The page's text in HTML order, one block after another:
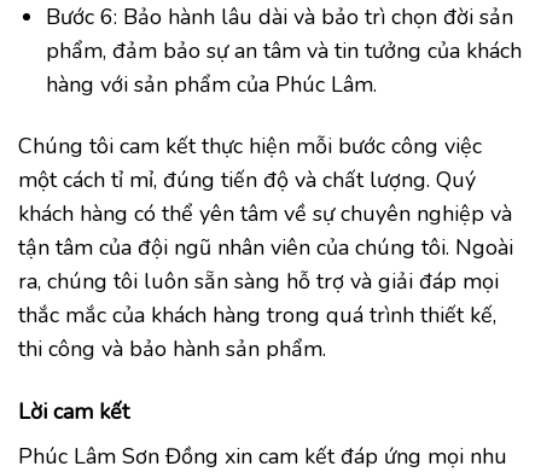
Bước 6: Bảo hành lâu dài và bảo trì chọn đời sản
phẩm, đảm bảo sự an tâm và tin tưởng của khách
hàng với sản phẩm của Phúc Lâm.
Chúng tôi cam kết thực hiện mỗi bước công việc
một cách tỉ mỉ, đúng tiến độ và chất lượng. Quý
khách hàng có thể yên tâm về sự chuyên nghiệp và
tận tâm của đội ngũ nhân viên của chúng tôi. Ngoài
ra, chúng tôi luôn sẵn sàng hỗ trợ và giải đáp mọi
thắc mắc của khách hàng trong quá trình thiết kế,
thi công và bảo hành sản phẩm.
Lời cam kết
Phúc Lâm Sơn Đồng xin cam kết đáp ứng mọi nhu